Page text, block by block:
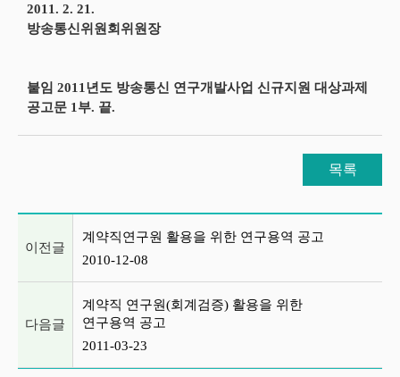
2011. 2. 21.
방송통신위원회위원장
붙임 2011년도 방송통신 연구개발사업 신규지원 대상과제
공고문 1부. 끝.
목록
이전글
계약직연구원 활용을 위한 연구용역 공고
2010-12-08
다음글
계약직 연구원(회계검증) 활용을 위한
연구용역 공고
2011-03-23